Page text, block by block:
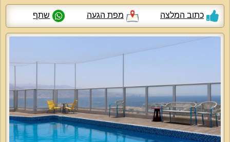
כתוב המלצה מפת הגעה שתף